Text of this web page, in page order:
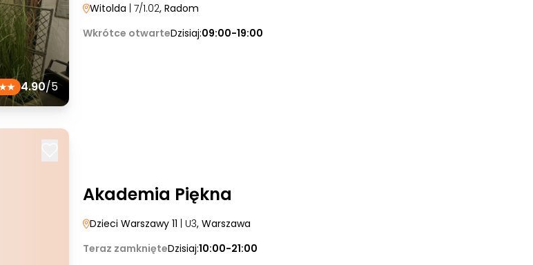
4.90/5
Witolda | 7/1.02, Radom
Wkrótce otwarteDzisiaj:09:00-19:00
Akademia Piękna
Dzieci Warszawy 11 | U3, Warszawa
Teraz zamknięteDzisiaj:10:00-21:00